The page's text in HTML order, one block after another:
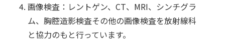
画像検査：レントゲン、CT、MRI、シンチグラ
ム、胸腔造影検査その他の画像検査を放射線科
と協力のもと行っています。